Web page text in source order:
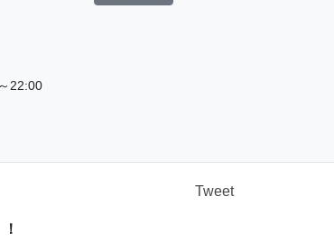
22:00
Tweet